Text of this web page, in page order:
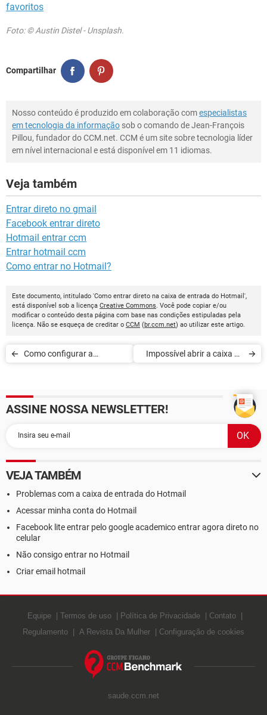
favoritos
Foto: © Austin Distel - Unsplash.
Compartilhar
Nosso conteúdo é produzido em colaboração comespecialistas
em tecnologia da informação sob o comando de Jean-François
Pillou, fundador do CCM.net. CCM é um site sobre tecnologia líder
em nível internacional e está disponível em 11 idiomas.
Veja também
Entrar direto no gmail
Facebook entrar direto
Hotmail entrar ccm
Entrar hotmail ccm
Como entrar no Hotmail?
Este documento, intitulado 'Como entrar direto na caixa de entrada do Hotmail',
está disponível sob a licença Creative Commons. Você pode copiar e/ou
modificar o conteúdo desta página com base nas condições estipuladas pela
licença. Não se esqueça de creditar o CCM (br.ccm.net) ao utilizar este artigo.
Como configurar a
Impossível abrir a caixa de
ASSINE NOSSA NEWSLETTER!
VEJA TAMBÉM
Problemas com a caixa de entrada do Hotmail
Acessar minha conta do Hotmail
Facebook lite entrar pelo google academico entrar agora direto no
celular
Não consigo entrar no Hotmail
Criar email hotmail
Equipe Termos de uso Política de Privacidade
Contato
Regulamento
A Revista Da Mulher Configuração de cookies
saude.ccm.net